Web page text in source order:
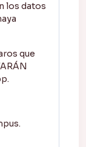
los datos
que